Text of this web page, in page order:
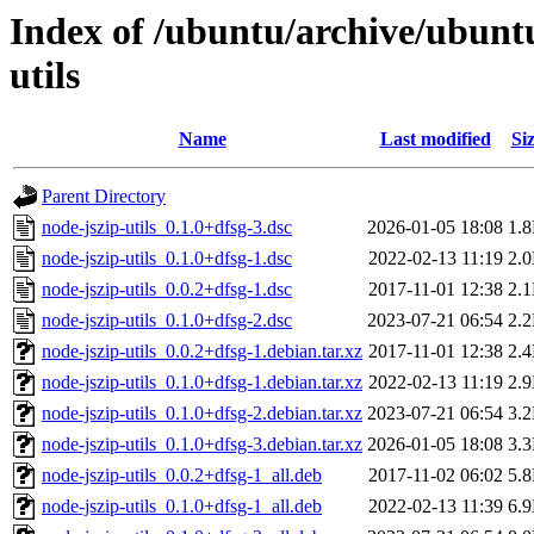
Index of /ubuntu/archive/
utils
Name Last modified
Parent Directory
node-jszip-utils_0.1.0+dfsg-3.dsc
2026-01-05 18:08
node-jszip-utils_0.1.0+dfsg-1.dsc
2022-02-13 11:19
node-jszip-utils_0.0.2+dfsg-1.dsc
2017-11-01 12:38
node-jszip-utils_0.1.0+dfsg-2.dsc
2023-07-21 06:54
node-jszip-utils_0.0.2+dfsg-1.debian.tar.xz 2017-11-01 12:38
node-jszip-utils_0.1.0+dfsg-1.debian.tar.xz 2022-02-13 11:19
node-jszip-utils_0.1.0+dfsg-2.debian.tar.xz 2023-07-21 06:54
node-jszip-utils_0.1.0+dfsg-3.debian.tar.xz 2026-01-05 18:08
node-jszip-utils_0.0.2+dfsg-1_all.deb
2017-11-02 06:02
node-jszip-utils_0.1.0+dfsg-1_all.deb
2022-02-13 11:39